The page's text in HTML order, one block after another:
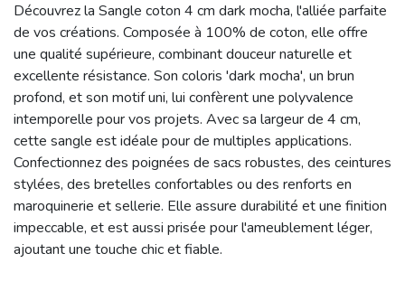
Découvrez la Sangle coton 4 cm dark mocha, l'alliée parfaite
de vos créations. Composée à 100% de coton, elle offre
une qualité supérieure, combinant douceur naturelle et
excellente résistance. Son coloris 'dark mocha', un brun
profond, et son motif uni, lui confèrent une polyvalence
intemporelle pour vos projets. Avec sa largeur de 4 cm,
cette sangle est idéale pour de multiples applications.
Confectionnez des poignées de sacs robustes, des ceintures
stylées, des bretelles confortables ou des renforts en
maroquinerie et sellerie. Elle assure durabilité et une finition
impeccable, et est aussi prisée pour l'ameublement léger,
ajoutant une touche chic et fiable.